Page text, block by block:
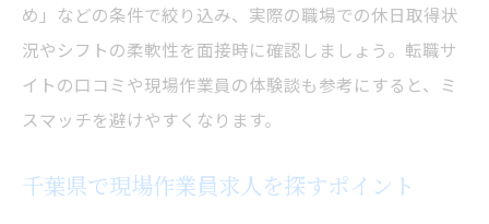
め」などの条件で絞り込み、実際の職場での休日取得状
況やシフトの柔軟性を面接時に確認しましょう。転職サ
イトの口コミや現場作業員の体験談も参考にすると、ミ
スマッチを避けやすくなります。
千葉県で現場作業員求人を探すポイント